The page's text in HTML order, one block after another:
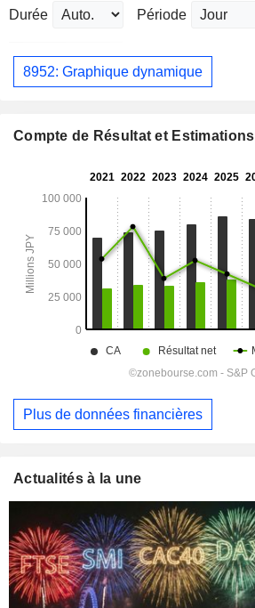
Durée Période
8952: Graphique dynamique
Compte de Résultat et Estimations
Plus de données financières
Actualités à la une